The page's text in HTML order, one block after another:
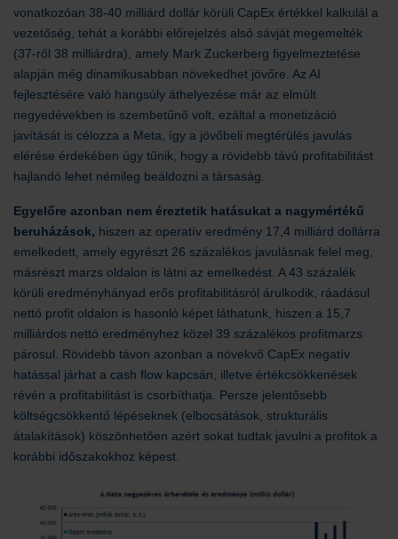
vonatkozóan 38-40 milliárd dollár körüli CapEx értékkel kalkulál a
vezetőség, tehát a korábbi előrejelzés alsó sávját megemelték
(37-ről 38 milliárdra), amely Mark Zuckerberg figyelmeztetése
alapján még dinamikusabban növekedhet jövőre. Az AI
fejlesztésére való hangsúly áthelyezése már az elmúlt
negyedévekben is szembetűnő volt, ezáltal a monetizáció
javítását is célozza a Meta, így a jövőbeli megtérülés javulás
elérése érdekében úgy tűnik, hogy a rövidebb távú profitabilitást
hajlandó lehet némileg beáldozni a társaság.
Egyelőre azonban nem éreztetik hatásukat a nagymértékű
beruházások, hiszen az operatív eredmény 17,4 milliárd dollárra
emelkedett, amely egyrészt 26 százalékos javulásnak felel meg,
másrészt marzs oldalon is látni az emelkedést. A 43 százalék
körüli eredményhányad erős profitabilitásról árulkodik, ráadásul
nettó profit oldalon is hasonló képet láthatunk, hiszen a 15,7
milliárdos nettó eredményhez közel 39 százalékos profitmarzs
párosul. Rövidebb távon azonban a növekvő CapEx negatív
hatással járhat a cash flow kapcsán, illetve értékcsökkenések
révén a profitabilitást is csorbíthatja. Persze jelentősebb
költségcsökkentő lépéseknek (elbocsátások, strukturális
átalakítások) köszönhetően azért sokat tudtak javulni a profitok a
korábbi időszakokhoz képest.